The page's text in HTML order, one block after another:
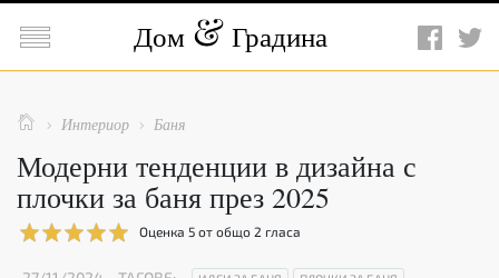
 Дом Градина
  Интериор  Баня
Модерни тенденции в дизайна с
плочки за баня през 2025
Оценка 5 от общо 2 гласа